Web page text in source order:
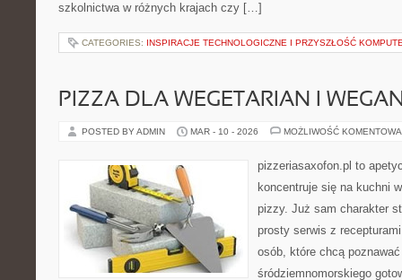
szkolnictwa w różnych krajach czy […]
CATEGORIES: INSPIRACJE TECHNOLOGICZNE I PRZYSZŁOŚĆ
PIZZA DLA WEGETARIAN I
POSTED BY ADMIN MAR - 10 - 2026 MOŻLIWOŚĆ
pizzeriasaxofon.pl to
koncentruje się na kuchni
pizzy. Już sam charakter
prosty serwis z
osób, które chcą
śródziemnomorskiego